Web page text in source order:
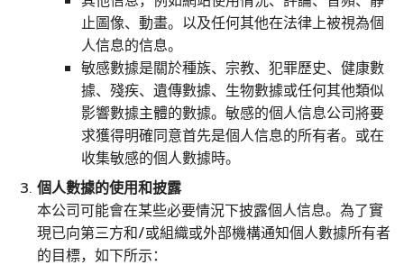
止圖像、動畫。以及任何其他在法律上被視為個
人信息的信息。
敏感數據是關於種族、宗教、犯罪歷史、健康數
據、殘疾、遺傳數據、生物數據或任何其他類似
影響數據主體的數據。敏感的個人信息公司將要
求獲得明確同意首先是個人信息的所有者。或在
收集敏感的個人數據時。
個人數據的使用和披露
本公司可能會在某些必要情況下披露個人信息。為了實
現已向第三方和/或組織或外部機構通知個人數據所有者
的目標，如下所示：